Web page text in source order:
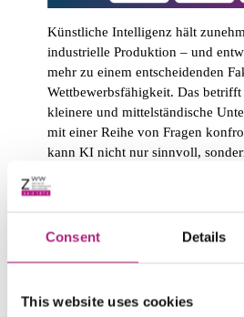
Consent Details
This website uses cookies
Künstliche Intelligenz hält
industrielle Produktion – und
mehr zu einem entscheidenden
Wettbewerbsfähigkeit. Das betrifft
kleinere und mittelständische
mit einer Reihe von Fragen
kann KI nicht nur sinnvoll,
angewandt werden? Wie kann
nachhaltig wirtschaftlich
hat?
Antworten auf diese Fragen liefert
Manager (Univ.)" desZentrums